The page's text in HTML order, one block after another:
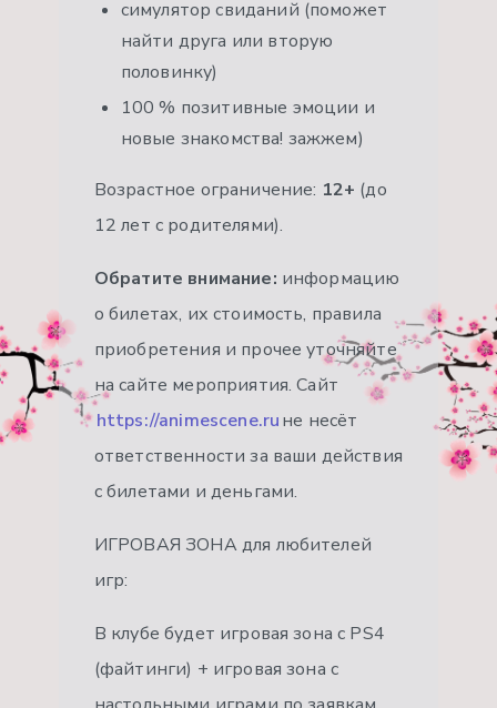
симулятор свиданий (поможет
найти друга или вторую
половинку)
100 % позитивные эмоции и
новые знакомства! зажжем)
Возрастное ограничение: 12+ (до
12 лет с родителями).
Обратите внимание: информацию
о билетах, их стоимость, правила
приобретения и прочее уточняйте
на сайте мероприятия. Сайт
https://animescene.ruне несёт
ответственности за ваши действия
с билетами и деньгами.
ИГРОВАЯ ЗОНА для любителей
игр:
В клубе будет игровая зона с PS4
(файтинги) + игровая зона с